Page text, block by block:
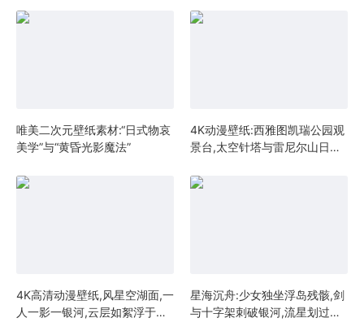
唯美二次元壁纸素材:“日式物哀
美学”与“黄昏光影魔法”
4K动漫壁纸:西雅图凯瑞公园观
景台,太空针塔与雷尼尔山日落
4K高清动漫壁纸,风星空湖面,一
人一影一银河,云层如絮浮于水
星海沉舟:少女独坐浮岛残骸,剑
与十字架刺破银河,流星划过黄